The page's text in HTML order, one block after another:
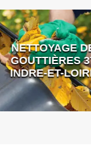
NETTOYAGE DE
GOUTTIÈRES 37
INDRE-ET-LOIRE